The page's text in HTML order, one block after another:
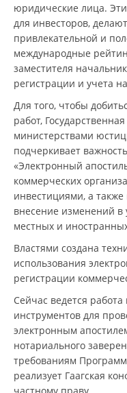
юридические лица.
для инвесторов,
привлекательной и
международные
заместителя
регистрации и учета
Для того, чтобы
работ,
министерствами
подчеркивает
«Электронный
коммерческих
инвестициями, а
внесение изменений
местных и
Властями создана
использования
регистрации
Сейчас ведется
инструментов для
электронным
нотариального
требованиям
реализует Гаагская